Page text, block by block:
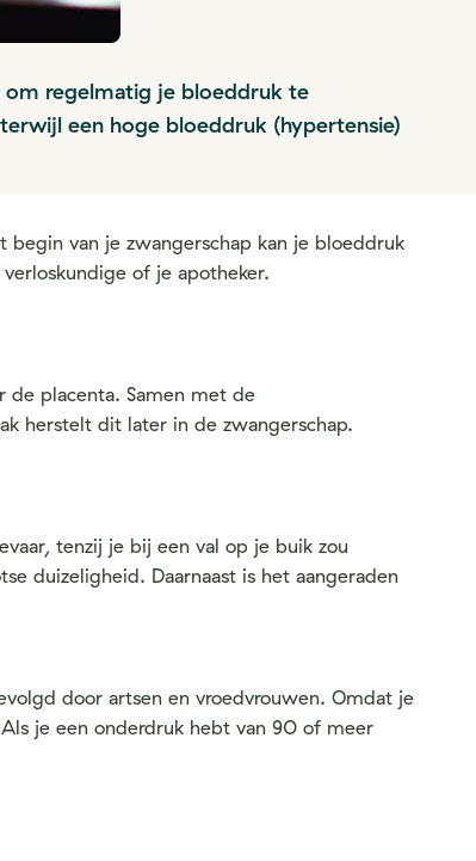
om regelmatig je bloeddruk te
een hoge bloeddruk (hypertensie)
van je zwangerschap kan je bloeddruk
of je apotheker.
de placenta. Samen met de
herstelt dit later in de zwangerschap.
tenzij je bij een val op je buik zou
duizeligheid. Daarnaast is het aangeraden
door artsen en vroedvrouwen. Omdat je
je een onderdruk hebt van 90 of meer